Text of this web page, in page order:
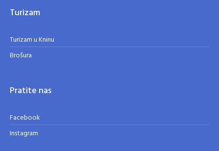
Turizam
Turizam u Kninu
Brošura
Pratite nas
Facebook
Instagram